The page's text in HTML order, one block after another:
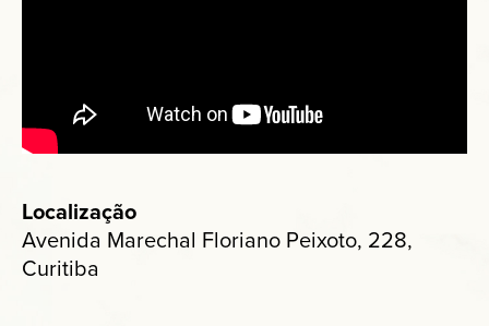
Localização
Avenida Marechal Floriano Peixoto, 228,
Curitiba